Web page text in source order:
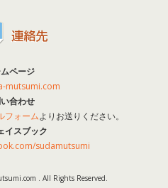
ページ
mutsumi.com
合わせ
フォームよりお送りください。
イスブック
sudamutsumi
. All Rights Reserved.